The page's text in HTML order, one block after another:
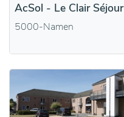
AcSol - Le Clair Séjour
5000-Namen